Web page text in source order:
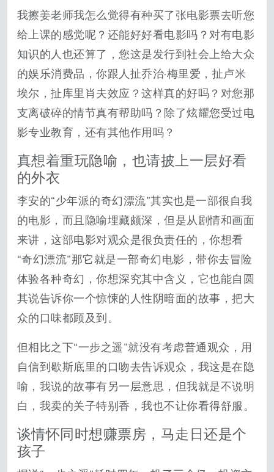
我擦姜老师我怎么觉得有种买了张电影票去听您
给上课的感觉呢？还能好好看电影吗？对有电影
知识的人也还算了，您这是发行到社会上给大众
的娱乐消费品，你跟人扯乔治·梅里爱，扯卢米
埃尔，扯库里肖夫效应？这样真的好吗？对您那
支离破碎的情节真有帮助吗？除了炫耀您受过电
影专业教育，还有其他作用吗？
真想着重玩隐喻，也请披上一层好看
的外衣
李安的“少年派的奇幻漂流”其实也是一部很自我
的电影，而且隐喻埋藏颇深，但是从剧情和画面
来讲，这部电影对观众是很负责任的，你想看
“奇幻漂流”那它就是一部奇幻电影，带你去冒险
体验各种奇幻，你想深究其中含义，它也能自圆
其说告诉你一个惊悚的人性阴暗面的故事，把大
众的口味都顾及到。
但相比之下“一步之遥”就没有考虑普通观众，用
自信到歇斯底里的口吻去告诉观众，我这是在隐
喻，我说的故事有另一层意思，但我就是不说明
白，我卖的关子特别香，我也不让你看得舒服。
谈情怀同时想赚票房，马走日还是个
孩子